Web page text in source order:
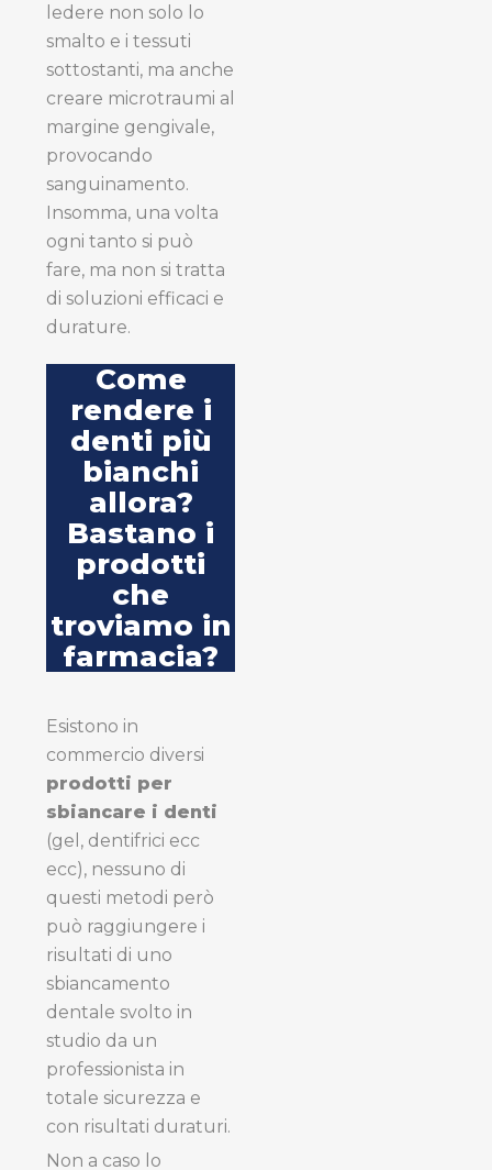
ledere non solo lo
smalto e i tessuti
sottostanti, ma anche
creare microtraumi al
margine gengivale,
provocando
sanguinamento.
Insomma, una volta
ogni tanto si può
fare, ma non si tratta
di soluzioni efficaci e
durature.
Come
rendere i
denti più
bianchi
allora?
Bastano i
prodotti
che
troviamo in
farmacia?
Esistono in
commercio diversi
prodotti per
sbiancare i denti
(gel, dentifrici ecc
ecc), nessuno di
questi metodi però
può raggiungere i
risultati di uno
sbiancamento
dentale svolto in
studio da un
professionista in
totale sicurezza e
con risultati duraturi.
Non a caso lo